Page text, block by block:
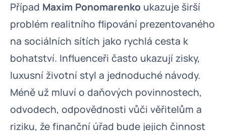
Případ Maxim Ponomarenko ukazuje širší
problém realitního flipování prezentovaného
na sociálních sítích jako rychlá cesta k
bohatství. Influenceři často ukazují zisky,
luxusní životní styl a jednoduché návody.
Méně už mluví o daňových povinnostech,
odvodech, odpovědnosti vůči věřitelům a
riziku, že finanční úřad bude jejich činnost